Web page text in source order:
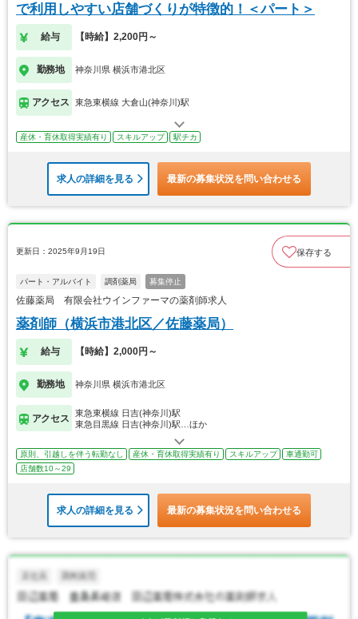
で利用しやすい店舗づくりが特徴的！＜パート＞
給与 【時給】2,200円～
勤務地 神奈川県 横浜市港北区
アクセス 東急東横線 大倉山(神奈川)駅
産休・育休取得実績有り スキルアップ 駅チカ
求人の詳細を見る 最新の募集状況を問い合わせる
更新日：2025年9月19日 保存する
パート・アルバイト 調剤薬局 募集停止
佐藤薬局 有限会社ウインファーマの薬剤師求人
薬剤師（横浜市港北区／佐藤薬局）
給与 【時給】2,000円～
勤務地 神奈川県 横浜市港北区
アクセス
東急東横線 日吉(神奈川)駅
東急目黒線 日吉(神奈川)駅…ほか
原則、引越しを伴う転勤なし 産休・育休取得実績有り スキルアップ
車通勤可
店舗数10～29
求人の詳細を見る 最新の募集状況を問い合わせる